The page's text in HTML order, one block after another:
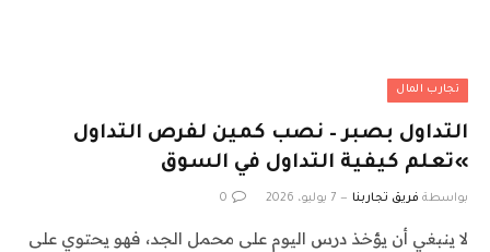
تجارب المال
التداول بصبر – نصب كمين لفرص التداول
»تعلم كيفية التداول في السوق
بواسطة فريق تجاربنا 7 يوليو، 2026 0
لا ينبغي أن يؤخذ درس اليوم على محمل الجد، فهو يحتوي على